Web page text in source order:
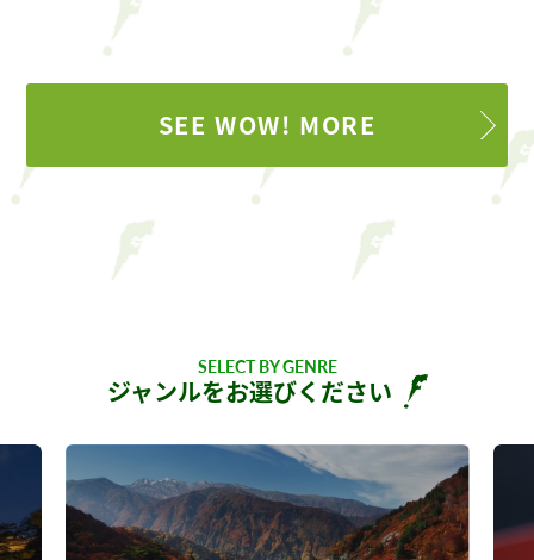
SEE WOW! MORE
SELECT BY GENRE
ジャンルをお選びください